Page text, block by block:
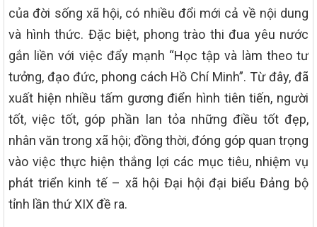
của đời sống xã hội, có nhiều đổi mới cả về nội dung
và hình thức. Đặc biệt, phong trào thi đua yêu nước
gắn liền với việc đẩy mạnh “Học tập và làm theo tư
tưởng, đạo đức, phong cách Hồ Chí Minh”. Từ đây, đã
xuất hiện nhiều tấm gương điển hình tiên tiến, người
tốt, việc tốt, góp phần lan tỏa những điều tốt đẹp,
nhân văn trong xã hội; đồng thời, đóng góp quan trọng
vào việc thực hiện thắng lợi các mục tiêu, nhiệm vụ
phát triển kinh tế – xã hội Đại hội đại biểu Đảng bộ
tỉnh lần thứ XIX đề ra.